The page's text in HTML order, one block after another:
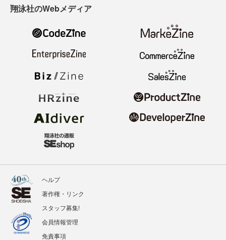
翔泳社のWebメディア
ヘルプ
著作権・リンク
スタッフ募集!
会員情報管理
免責事項